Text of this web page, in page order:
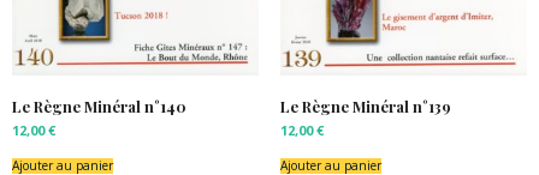
Le Règne Minéral n°140
12,00€
Ajouter au panier
Le Règne Minéral n°139
12,00€
Ajouter au panier